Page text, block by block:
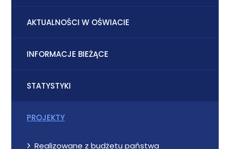
AKTUALNOŚCI W OŚWIACIE
INFORMACJE BIEŻĄCE
STATYSTYKI
PROJEKTY
Realizowane z budżetu państwa